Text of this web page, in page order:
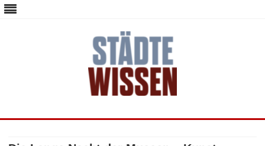
Deutschlands Metropolen
Skip